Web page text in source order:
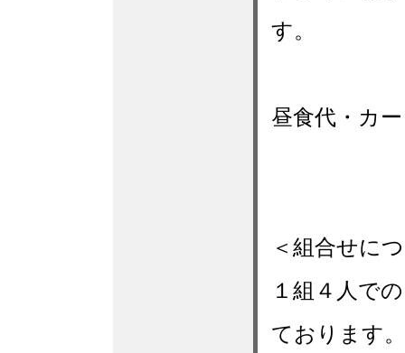
す。
昼食代・カ
＜組合せに
１組４人で
ております。